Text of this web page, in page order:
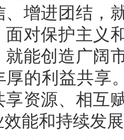
、增进团结，
面对保护主义
就能创造广阔
厚的利益共享
享资源、相互
能和持续发